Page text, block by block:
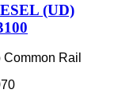
(UD)
Common Rail